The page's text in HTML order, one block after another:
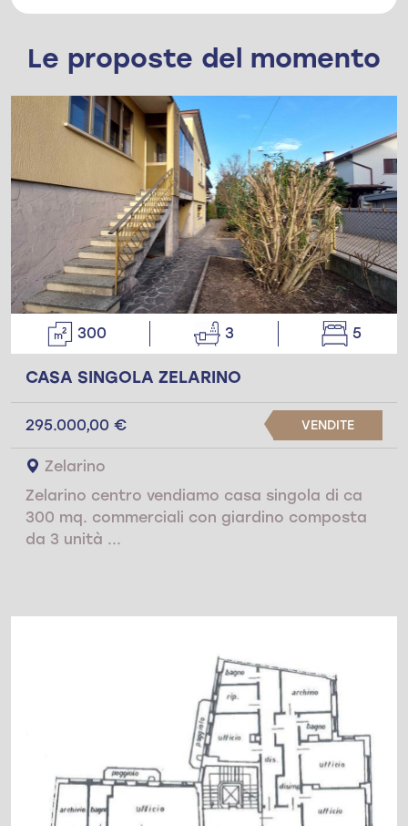
Le proposte del momento
300 3 5
CASA SINGOLA ZELARINO
295.000,00 € VENDITE
Zelarino
Zelarino centro vendiamo casa singola di ca
300 mq. commerciali con giardino composta
da 3 unità ...